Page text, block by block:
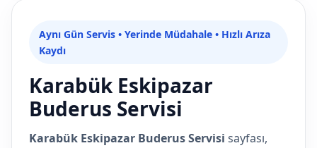
Aynı Gün Servis • Yerinde Müdahale • Hızlı Arıza
Kaydı
Karabük Eskipazar
Buderus Servisi
Karabük Eskipazar Buderus Servisi sayfası,